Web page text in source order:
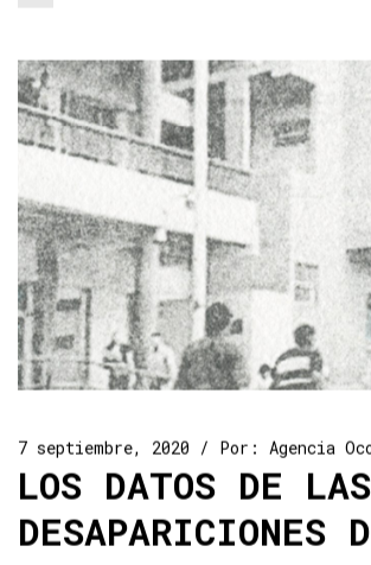
7 septiembre, 2020 Por: Agencia
LOS DATOS DE LAS
DESAPARICIONES